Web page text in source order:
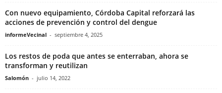
Con nuevo equipamiento, Córdoba Capital reforzará las
acciones de prevención y control del dengue
informeVecinal - septiembre 4, 2025
Los restos de poda que antes se enterraban, ahora se
transforman y reutilizan
Salomón - julio 14, 2022